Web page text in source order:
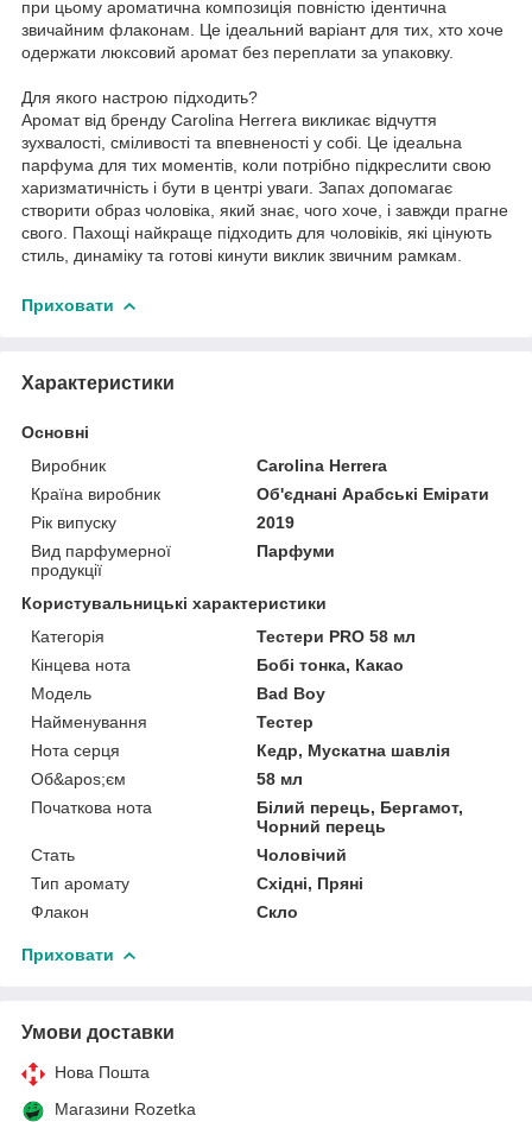
при цьому ароматична композиція повністю ідентична
звичайним флаконам. Це ідеальний варіант для тих, хто хоче
одержати люксовий аромат без переплати за упаковку.
Для якого настрою підходить?
Аромат від бренду Carolina Herrera викликає відчуття
зухвалості, сміливості та впевненості у собі. Це ідеальна
парфума для тих моментів, коли потрібно підкреслити свою
харизматичність і бути в центрі уваги. Запах допомагає
створити образ чоловіка, який знає, чого хоче, і завжди прагне
свого. Пахощі найкраще підходить для чоловіків, які цінують
стиль, динаміку та готові кинути виклик звичним рамкам.
Приховати
Характеристики
Основні
Виробник
Carolina Herrera
Країна виробник
Об'єднані Арабські Емірати
Рік випуску
2019
Вид парфумерної
продукції
Парфуми
Користувальницькі характеристики
Категорія
Тестери PRO 58 мл
Кінцева нота
Бобі тонка, Какао
Мoдель
Bad Boy
Найменування
Тестер
Нота серця
Кедр, Мускатна шавлія
Об&apos;єм
58 мл
Початкова нота
Білий перець, Бергамот,
Чорний перець
Стать
Чоловічий
Тип аромату
Східні, Пряні
Флакон
Скло
Приховати
Умови доставки
Нова Пошта
Магазини Rozetka